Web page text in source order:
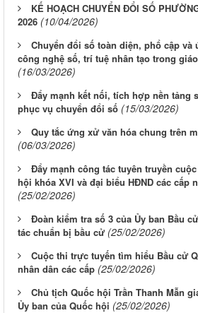
KẾ HOẠCH CHUYỂN ĐỔI SỐ
2026 (10/04/2026)
Chuyển đổi số toàn diện, phổ cập và
công nghệ số, trí tuệ nhân tạo trong
(16/03/2026)
Đẩy mạnh kết nối, tích hợp nền tảng
phục vụ chuyển đổi số (15/03/2026)
Quy tắc ứng xử văn hóa chung trên
(06/03/2026)
Đẩy mạnh công tác tuyên truyền
hội khóa XVI và đại biểu HĐND các cấp
(25/02/2026)
Đoàn kiểm tra số 3 của Ủy ban Bầu
tác chuẩn bị bầu cử (25/02/2026)
Cuộc thi trực tuyến tìm hiểu Bầu cử
nhân dân các cấp (25/02/2026)
Chủ tịch Quốc hội Trần Thanh Mẫn
Ủy ban của Quốc hội (25/02/2026)